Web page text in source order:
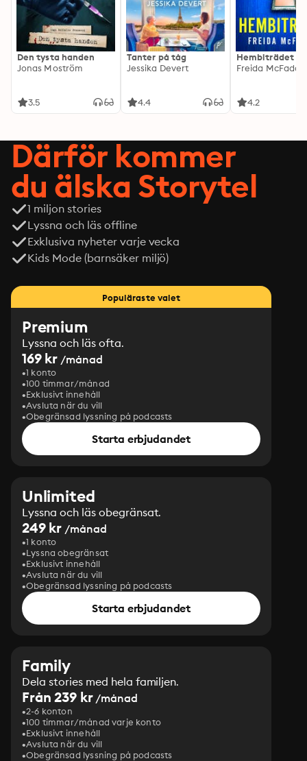
Den tysta handen
Jonas Moström
3.5
Tanter på tåg
Jessika Devert
4.4
Hembiträdet
Freida
4.2
Därför kommer
du älska Storytel
1 miljon stories
Lyssna och läs offline
Exklusiva nyheter varje vecka
Kids Mode (barnsäker miljö)
Populäraste valet
Premium
Lyssna och läs ofta.
169 kr /månad
1 konto
100 timmar/månad
Exklusivt innehåll
Avsluta när du vill
Obegränsad lyssning på podcasts
Starta erbjudandet
Unlimited
Lyssna och läs obegränsat.
249 kr /månad
1 konto
Lyssna obegränsat
Exklusivt innehåll
Avsluta när du vill
Obegränsad lyssning på podcasts
Starta erbjudandet
Family
Dela stories med hela familjen.
Från 239 kr/månad
2-6 konton
100 timmar/månad varje konto
Exklusivt innehåll
Avsluta när du vill
Obegränsad lyssning på podcasts